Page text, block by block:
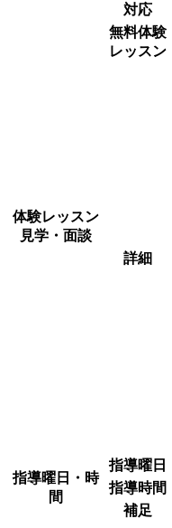
体験レッスン
見学・面談
対応
無料体験
レッスン
詳細
指導曜日・時
間
指導曜日
指導時間
補足